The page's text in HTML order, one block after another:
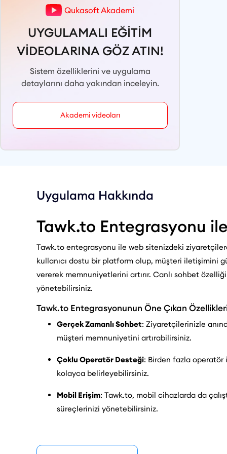
Qukasoft Akademi
UYGULAMALI EĞİTİM
VİDEOLARINA GÖZ ATIN!
Sistem özelliklerini ve uygulama
detaylarını daha yakından inceleyin.
Akademi videoları
Uygulama Hakkında
Tawk.to Entegrasyonu
Tawk.to entegrasyonu ile web sitenizdeki
kullanıcı dostu bir platform olup, müşteri iletişimini
vererek memnuniyetlerini artırır. Canlı sohbet
yönetebilirsiniz.
Tawk.to Entegrasyonunun Öne Çıkan
Gerçek Zamanlı Sohbet: Ziyaretçilerinizle
müşteri memnuniyetini artırabilirsiniz.
Çoklu Operatör Desteği: Birden fazla operatör
kolayca belirleyebilirsiniz.
Mobil Erişim: Tawk.to, mobil cihazlarda da
süreçlerinizi yönetebilirsiniz.